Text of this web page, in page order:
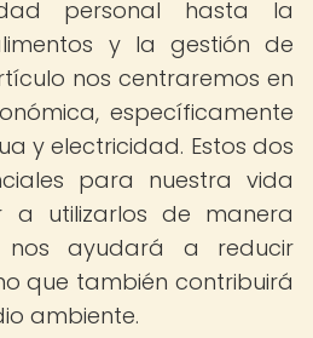
personal hasta la
y la gestión de
nos centraremos en
específicamente
y electricidad. Estos dos
para nuestra vida
a utilizarlos de manera
nos ayudará a reducir
que también contribuirá
ambiente.